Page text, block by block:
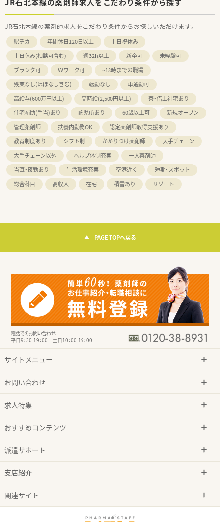
JR石北本線の薬剤師求人をこだわり条件から探す
JR石北本線の薬剤師求人をこだわり条件からお探しいただけます。
駅チカ 年間休日120日以上
土日祝休み
土日休み(相談可含む)
週32h以上 新卒可
未経験可
ブランク可
Ｗワーク可
~18時までの職場
残業なし(ほぼなし含む)
転勤なし
車通勤可
高給与(600万円以上)
高時給(2,500円以上)
寮・借上社宅あり
住宅補助(手当)あり
託児所あり 60歳以上可
新規オープン
管理薬剤師
扶養内勤務OK
認定薬剤師取得支援あり
教育制度あり
シフト制 かかりつけ薬剤師
大手チェーン
大手チェーン以外
ヘルプ体制充実
一人薬剤師
当直・夜勤あり
生活環境充実 空港近く
短期・スポット
総合科目
高収入 在宅 積雪あり リゾート
PAGE TOPへ戻る
電話でのお問い合わせ：
平日9：30-19：00 土日10：00-19：00
サイトメニュー
お問い合わせ
求人特集
おすすめコンテンツ
派遣サポート
支店紹介
関連サイト